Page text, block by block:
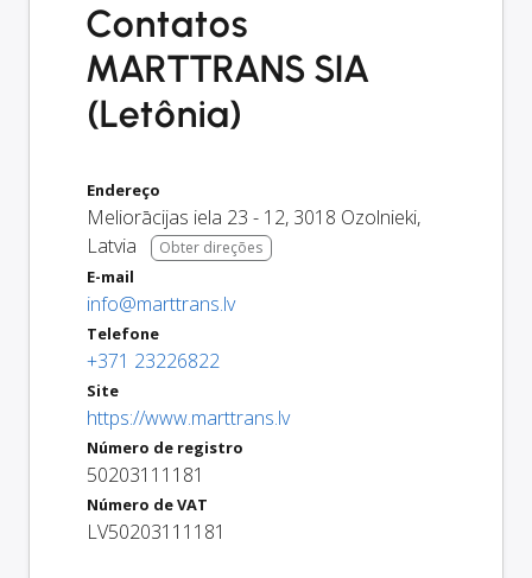
Contatos
MARTTRANS SIA
(Letônia)
Endereço
Meliorācijas iela 23 - 12, 3018 Ozolnieki,
Latvia
Obter direções
E-mail
info@marttrans.lv
Telefone
+371 23226822
Site
https://www.marttrans.lv
Número de registro
50203111181
Número de VAT
LV50203111181